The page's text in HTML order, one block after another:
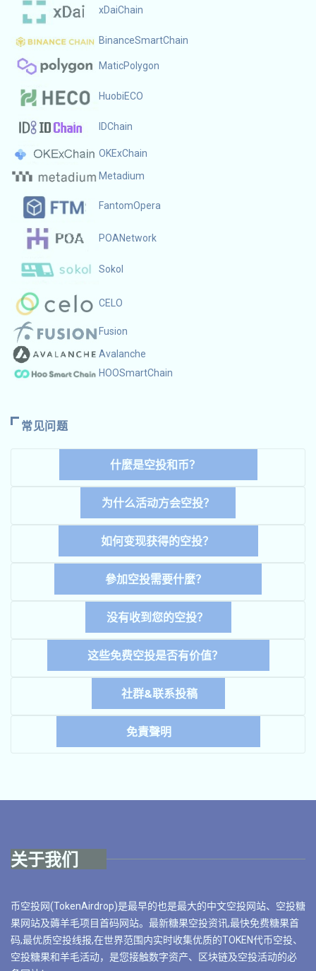
xDaiChain
BinanceSmartChain
MaticPolygon
HuobiECO
IDChain
OKExChain
Metadium
FantomOpera
POANetwork
Sokol
CELO
Fusion
Avalanche
HOOSmartChain
常见问题
什麼是空投和币？
为什么活动方会空投？
如何变现获得的空投？
參加空投需要什麼？
没有收到您的空投？
这些免费空投是否有价值？
社群&联系投稿
免責聲明
关于我们
币空投网(TokenAirdrop)是最早的也是最大的中文空投网站、空投糖
果网站及薅羊毛项目首码网站。最新糖果空投资讯,最快免费糖果首
码,最优质空投线报,在世界范围内实时收集优质的TOKEN代币空投、
空投糖果和羊毛活动，是您接触数字资产、区块链及空投活动的必